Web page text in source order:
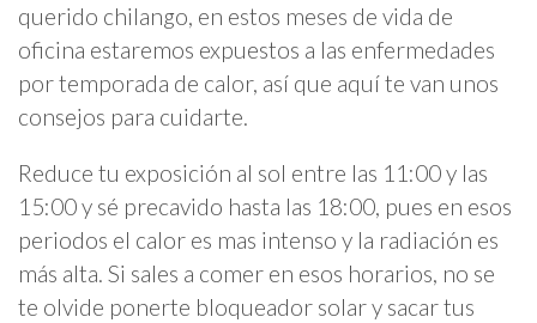
querido chilango, en estos meses de vida de
oficina estaremos expuestos a las enfermedades
por temporada de calor, así que aquí te van unos
consejos para cuidarte.
Reduce tu exposición al sol entre las 11:00 y las
15:00 y sé precavido hasta las 18:00, pues en esos
periodos el calor es mas intenso y la radiación es
más alta. Si sales a comer en esos horarios, no se
te olvide ponerte bloqueador solar y sacar tus